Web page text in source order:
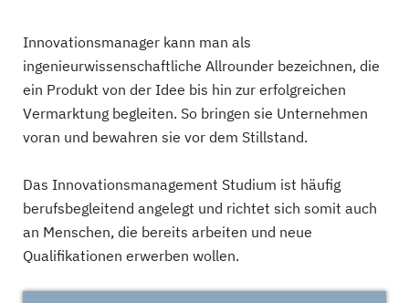
Innovationsmanager kann man als
ingenieurwissenschaftliche Allrounder bezeichnen, die
ein Produkt von der Idee bis hin zur erfolgreichen
Vermarktung begleiten. So bringen sie Unternehmen
voran und bewahren sie vor dem Stillstand.
Das Innovationsmanagement Studium ist häufig
berufsbegleitend angelegt und richtet sich somit auch
an Menschen, die bereits arbeiten und neue
Qualifikationen erwerben wollen.